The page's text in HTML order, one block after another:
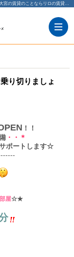
毎日暑いですね…水分補給しっかりして乗り切りましょう！【更新】 | 大宮の賃貸のことならリロの賃貸 レックス大興
り切りましょ
！！
・・＊
ポートします☆
屋☆★